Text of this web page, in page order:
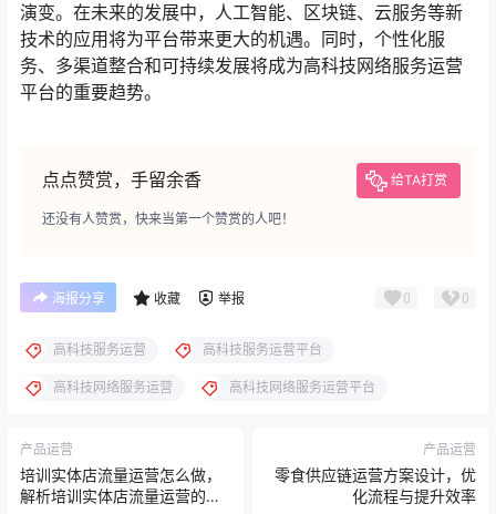
演变。在未来的发展中，人工智能、区块链、云服务等新
技术的应用将为平台带来更大的机遇。同时，个性化服
务、多渠道整合和可持续发展将成为高科技网络服务运营
平台的重要趋势。
点点赞赏，手留余香 给TA打赏
还没有人赞赏，快来当第一个赞赏的人吧！
海报分享 收藏 举报 0 0
高科技服务运营 高科技服务运营平台
高科技网络服务运营 高科技网络服务运营平台
产品运营
培训实体店流量运营怎么做，
解析培训实体店流量运营的实
产品运营
零食供应链运营方案设计，优
化流程与提升效率